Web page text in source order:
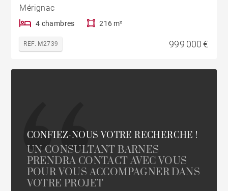
Mérignac
4 chambres 216 m²
REF. M2739 999 000 €
CONFIEZ-NOUS VOTRE RECHERCHE !
UN CONSULTANT BARNES
PRENDRA CONTACT AVEC VOUS
POUR VOUS ACCOMPAGNER DANS
VOTRE PROJET